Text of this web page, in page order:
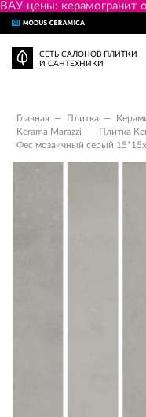
ВАУ-цены: керамогранит
СЕТЬ САЛОНОВ ПЛИТКИ
И САНТЕХНИКИ
Главная — Плитка —
Kerama Marazzi
— Плитка
Фес мозаичный серый